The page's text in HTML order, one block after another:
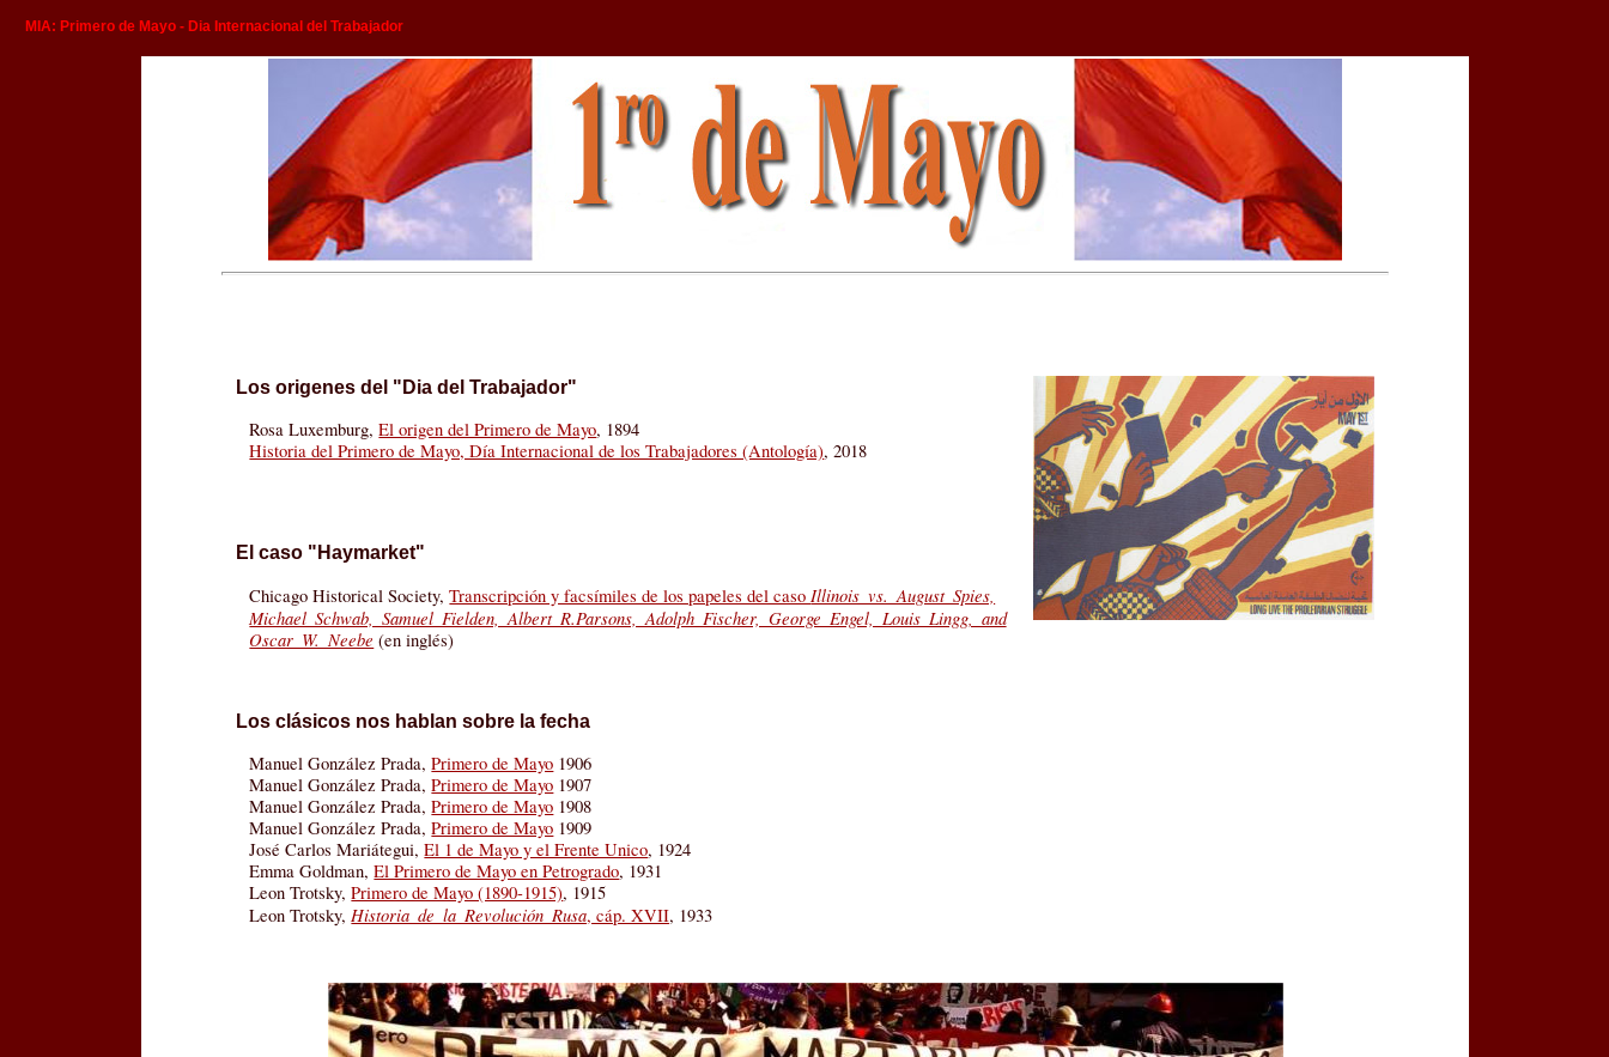
MIA: Primero de Mayo - Dia Internacional del Trabajador
Los origenes del "Dia del Trabajador"
Rosa Luxemburg,El origen del Primero de Mayo, 1894
Historia del Primero de Mayo, Día Internacional de los Trabajadores (Antología), 2018
El caso "Haymarket"
Chicago Historical Society,Transcripción y facsímiles de los papeles del casoIllinois vs. August Spies,
Michael Schwab, Samuel Fielden, Albert R.Parsons, Adolph Fischer, George Engel, Louis Lingg, and
Oscar W. Neebe (en inglés)
Los clásicos nos hablan sobre la fecha
Manuel González Prada,Primero de Mayo 1906
Manuel González Prada,Primero de Mayo 1907
Manuel González Prada,Primero de Mayo 1908
Manuel González Prada,Primero de Mayo 1909
José Carlos Mariátegui,El 1 de Mayo y el Frente Unico, 1924
Emma Goldman,El Primero de Mayo en Petrogrado, 1931
Leon Trotsky,Primero de Mayo (1890-1915), 1915
Leon Trotsky,Historia de la Revolución Rusa, cáp. XVII, 1933